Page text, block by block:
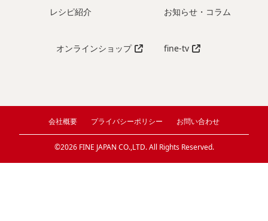
レシピ紹介
お知らせ・コラム
オンラインショップ fine-tv
会社概要 プライバシーポリシー お問い合わせ
©2026 FINE JAPAN CO.,LTD. All Rights Reserved.